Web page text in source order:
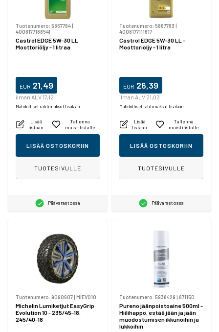
Tuotenumero: 5867764|
4008177188541
Castrol EDGE 5W-30 LL
Moottoriöljy - 1 litraa
EUR 21,49
ilman ALV 17,12
Mahdolliset rahtimaksut lisätään.
Lisää
listaan
Tallenna
muistilistalle
LISÄÄ OSTOSKORIIN
TUOTESIVULLE
Päävarastossa
Tuotenumero: 5867763 |
4008177111617
Castrol EDGE 5W-30 LL -
Moottoriöljy - 1 litra
EUR 26,39
ilman ALV 21,03
Mahdolliset rahtimaksut lisätään.
Lisää
listaan
Tallenna
muistilistalle
LISÄÄ OSTOSKORIIN
TUOTESIVULLE
Päävarastossa
Tuotenumero: 9090607 MIEVO10
Michelin Lumiketjut EasyGrip
Evolution 10 - 235/45-18,
245/40-18
Tuotenumero: 5938429 871150
Pureno jäänpoistoaine 500ml -
Hiilihappo, estää jään ja jään
muodostumisen ikkunoihin ja
lukkoihin